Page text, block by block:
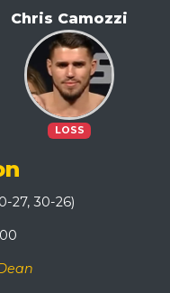
Chris Camozzi
LOSS
27, 30-26)